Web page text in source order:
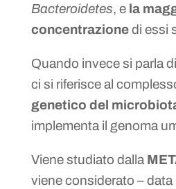
Bacteroidetes, e la
concentrazionedi essi
Quando invece si parla di
ci si riferisce al
genetico del
implementa il genoma
Viene studiato dalla
viene considerato – data